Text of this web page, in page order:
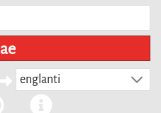
englanti